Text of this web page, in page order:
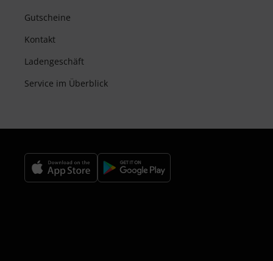
Gutscheine
Kontakt
Ladengeschäft
Service im Überblick